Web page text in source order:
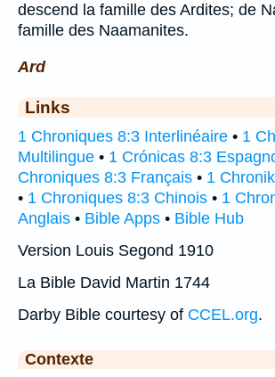
descend la famille des Ardites; de
famille des Naamanites.
Ard
Links
1 Chroniques 8:3 Interlinéaire • 1
Multilingue • 1 Crónicas 8:3
Chroniques 8:3 Français • 1
• 1 Chroniques 8:3 Chinois • 1
Anglais • Bible Apps • Bible Hub
Version Louis Segond 1910
La Bible David Martin 1744
Darby Bible courtesy of CCEL.org.
Contexte